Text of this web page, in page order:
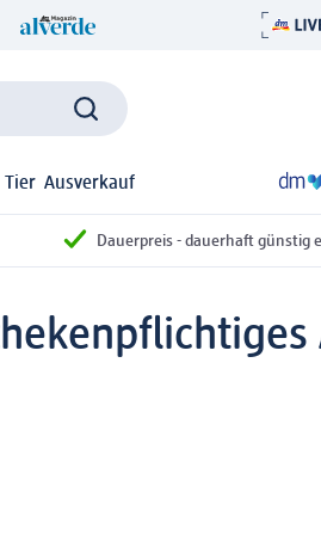
Tier Ausverkauf
Dauerpreis - dauerhaft günstig